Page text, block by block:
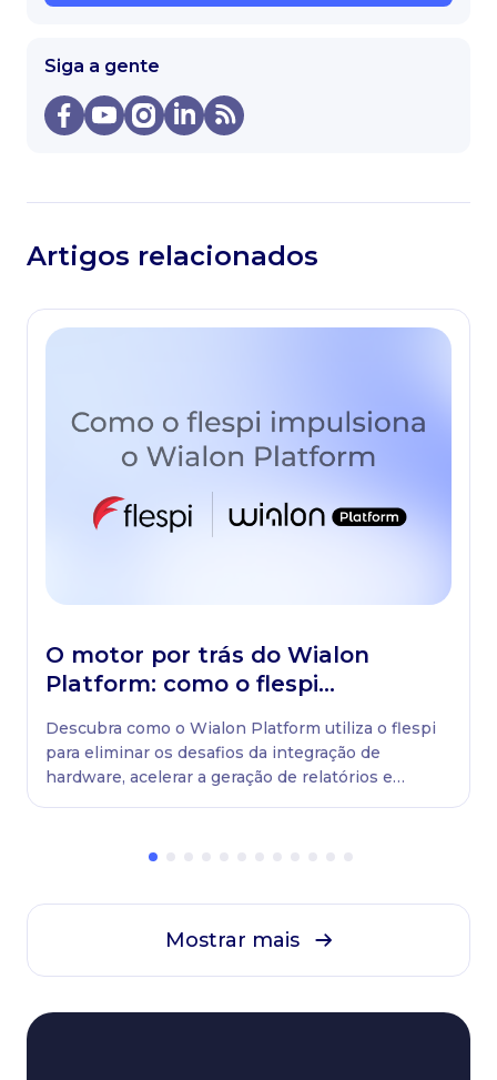
Siga a gente
Artigos relacionados
O motor por trás do Wialon
Platform: como o flespi
Descubra como o Wialon Platform utiliza o flespi
para eliminar os desafios da integração de
hardware, acelerar a geração de relatórios e
Mostrar mais